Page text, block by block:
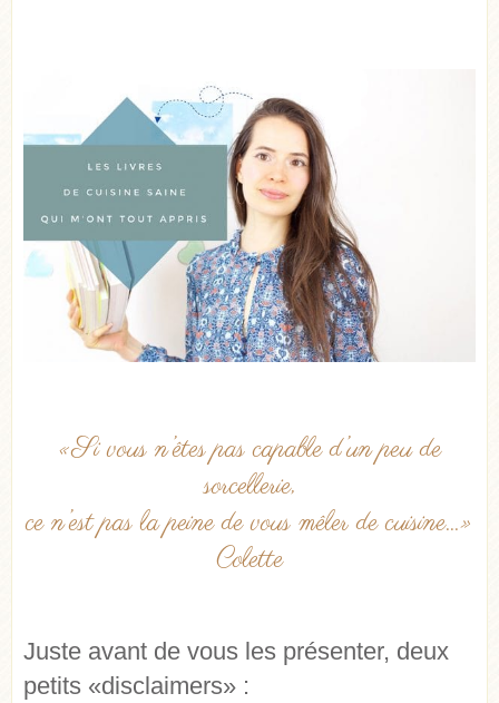
«Si vous n’êtes pas capable d’un peu de
sorcellerie,
ce n’est pas la peine de vous mêler de cuisine…»
Colette
Juste avant de vous les présenter, deux
petits «disclaimers» :